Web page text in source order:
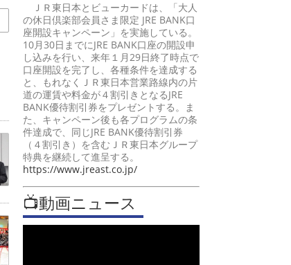
ＪＲ東日本とビューカードは、「大人
の休日倶楽部会員さま限定 JRE BANK口
座開設キャンペーン」を実施している。
10月30日までにJRE BANK口座の開設申
し込みを行い、来年１月29日終了時点で
口座開設を完了し、各種条件を達成する
と、もれなくＪＲ東日本営業路線内の片
道の運賃や料金が４割引きとなるJRE
BANK優待割引券をプレゼントする。ま
た、キャンペーン後も各プログラムの条
件達成で、同じJRE BANK優待割引券
（４割引き）を含むＪＲ東日本グループ
特典を継続して進呈する。
https://www.jreast.co.jp/
📺動画ニュース